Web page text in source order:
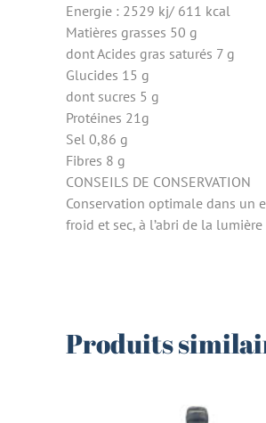
Energie : 2529 kj/ 611 kcal
Matières grasses 50 g
dont Acides gras saturés 7 g
Glucides 15 g
dont sucres 5 g
Protéines 21g
Sel 0,86 g
Fibres 8 g
CONSEILS DE CONSERVATION
Conservation optimale dans un
froid et sec, à l’abri de la lumière
Produits